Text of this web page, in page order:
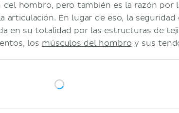
hombro, pero también es la razón por
articulación. En lugar de eso, la seguridad
en su totalidad por las estructuras de
los músculos del hombro y sus